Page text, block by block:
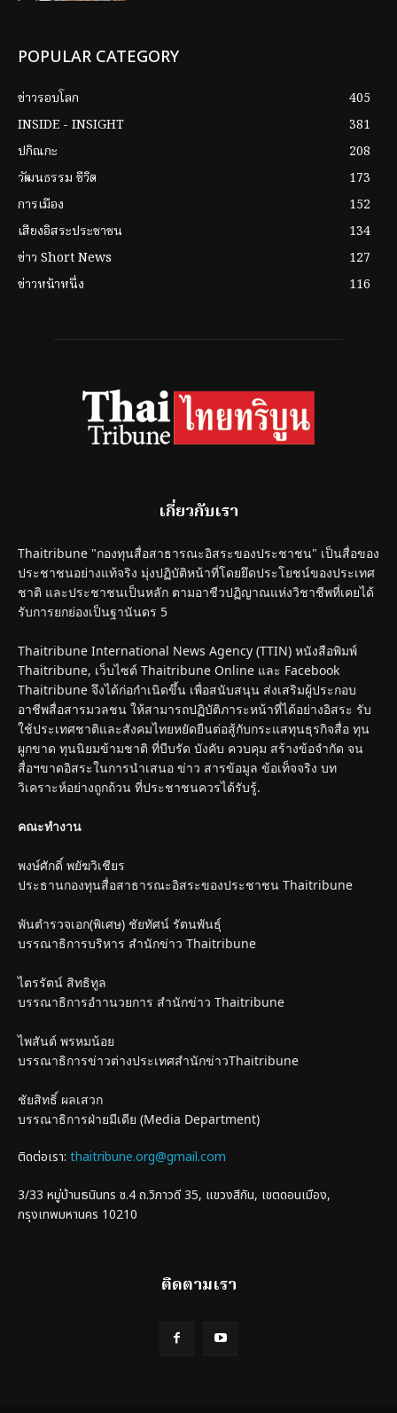
POPULAR CATEGORY
ข่าวรอบโลก
405
INSIDE - INSIGHT
381
ปกิณกะ
208
วัฒนธรรม ชีวิต
173
การเมือง
152
เสียงอิสระประชาชน
134
ข่าว Short News
127
ข่าวหน้าหนึ่ง
116
เกี่ยวกับเรา
Thaitribune "กองทุนสื่อสาธารณะอิสระของประชาชน" เป็นสื่อของ
ประชาชนอย่างแท้จริง มุ่งปฏิบัติหน้าที่โดยยึดประโยชน์ของประเทศ
ชาติ และประชาชนเป็นหลัก ตามอาชีวปฏิญาณแห่งวิชาชีพที่เคยได้
รับการยกย่องเป็นฐานันดร 5
Thaitribune International News Agency (TTIN) หนังสือพิมพ์
Thaitribune, เว็บไซต์ Thaitribune Online และ Facebook
Thaitribune จึงได้ก่อกำเนิดขึ้น เพื่อสนับสนุน ส่งเสริมผู้ประกอบ
อาชีพสื่อสารมวลชน ให้สามารถปฏิบัติภาระหน้าที่ได้อย่างอิสระ รับ
ใช้ประเทศชาติและสังคมไทยหยัดยืนต่อสู้กับกระแสทุนธุรกิจสื่อ ทุน
ผูกขาด ทุนนิยมข้ามชาติ ที่บีบรัด บังคับ ควบคุม สร้างข้อจำกัด จน
สื่อฯขาดอิสระในการนำเสนอ ข่าว สารข้อมูล ข้อเท็จจริง บท
วิเคราะห์อย่างถูกถ้วน ที่ประชาชนควรได้รับรู้.
คณะทำงาน
พงษ์ศักดิ์ พยัฆวิเชียร
ประธานกองทุนสื่อสาธารณะอิสระของประชาชน Thaitribune
พันตำรวจเอก(พิเศษ) ชัยทัศน์ รัตนพันธุ์
บรรณาธิการบริหาร สำนักข่าว Thaitribune
ไตรรัตน์ สิทธิทูล
บรรณาธิการอำานวยการ สำนักข่าว Thaitribune
ไพสันต์ พรหมน้อย
บรรณาธิการข่าวต่างประเทศสำนักข่าวThaitribune
ชัยสิทธิ์ ผลเสวก
บรรณาธิการฝ่ายมีเดีย (Media Department)
ติดต่อเรา: thaitribune.org@gmail.com
3/33 หมู่บ้านธนินทร ซ.4 ถ.วิภาวดี 35, แขวงสีกัน, เขตดอนเมือง,
กรุงเทพมหานคร 10210
ติดตามเรา